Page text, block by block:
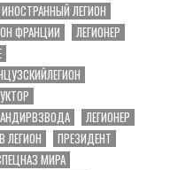
ИНОСТРАННЫЙ ЛЕГИОН
ФРАНЦИИ
ЛЕГИОНЕР
ЛЕГИОНЕР
ЛЕГИОН
ПРЕЗИДЕНТ
МИРА